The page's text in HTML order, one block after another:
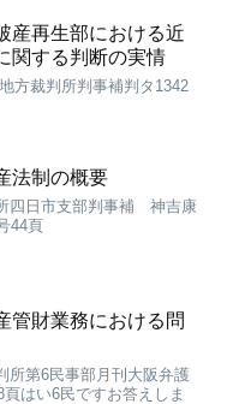
産再生部における近
関する判断の実情
方裁判所判事補判タ1342
法制の概要
四日市支部判事補 神吉康
44頁
管財業務における問
所第6民事部月刊大阪弁護
はい6民ですお答えしま